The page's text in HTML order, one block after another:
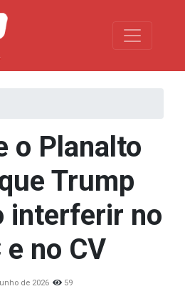
Toggle
o Planalto
Trump
interferir no
e no CV
de 2026 59